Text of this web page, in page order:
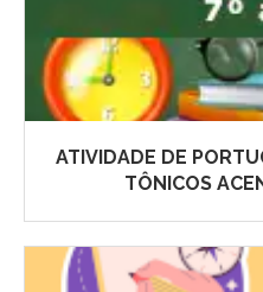
ATIVIDADE DE
TÔNICOS